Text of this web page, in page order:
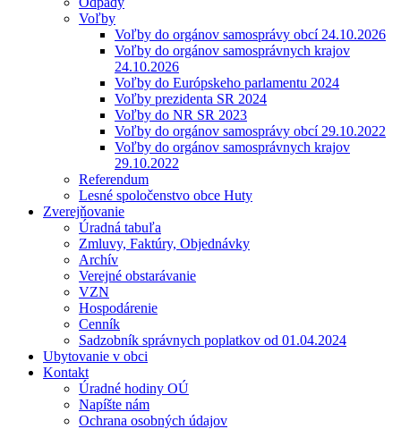
Voľby
Voľby do orgánov samosprávy obcí 24.10.2026
Voľby do orgánov samosprávnych krajov
24.10.2026
Voľby do Európskeho parlamentu 2024
Voľby prezidenta SR 2024
Voľby do NR SR 2023
Voľby do orgánov samosprávy obcí 29.10.2022
Voľby do orgánov samosprávnych krajov
29.10.2022
Referendum
Lesné spoločenstvo obce Huty
Zverejňovanie
Úradná tabuľa
Zmluvy, Faktúry, Objednávky
Archív
Verejné obstarávanie
VZN
Hospodárenie
Cenník
Sadzobník správnych poplatkov od 01.04.2024
Ubytovanie v obci
Kontakt
Úradné hodiny OÚ
Napíšte nám
Ochrana osobných údajov